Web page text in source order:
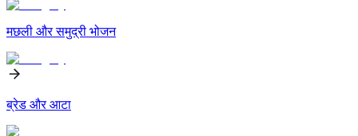
मछली और समुद्री भोजन
ब्रेड और आटा